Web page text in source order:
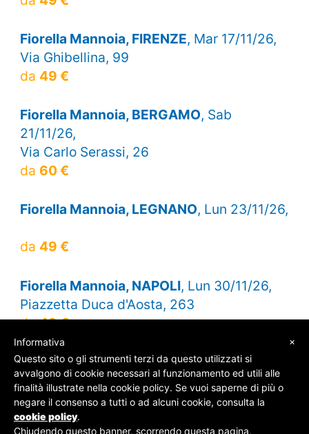
Fiorella Mannoia, FIRENZE, Mar 17/11/26,
Via Ghibellina, 99
da 49 €
Fiorella Mannoia, BERGAMO, Sab
21/11/26,
Via Carlo Serassi, 26
da 60 €
Fiorella Mannoia, LEGNANO, Lun 23/11/26,
da 49 €
Fiorella Mannoia, NAPOLI, Lun 30/11/26,
Piazzetta Duca d'Aosta, 263
da49 €
© SOS Biglietti - P.Iva 09162100961 -Chi Siamo
Contatti-Privacy Policy
×
Informativa
Questo sito o gli strumenti terzi da questo utilizzati si
avvalgono di cookie necessari al funzionamento ed utili alle
finalità illustrate nella cookie policy. Se vuoi saperne di più o
negare il consenso a tutti o ad alcuni cookie, consulta la
cookie policy.
Chiudendo questo banner, scorrendo questa pagina,